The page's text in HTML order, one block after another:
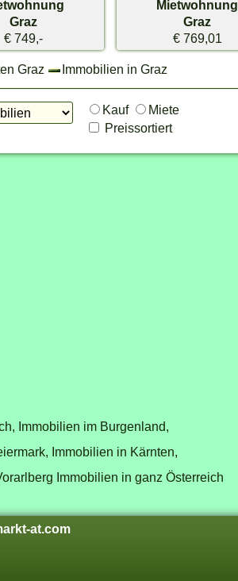
Graz
€ 749,-
Mietwohnung
Graz
€ 769,01
Graz Immobilien in Graz
Kauf
Miete
Preissortiert
Immobilien im Burgenland,
Immobilien in Kärnten,
Immobilien in ganz Österreich
at.com